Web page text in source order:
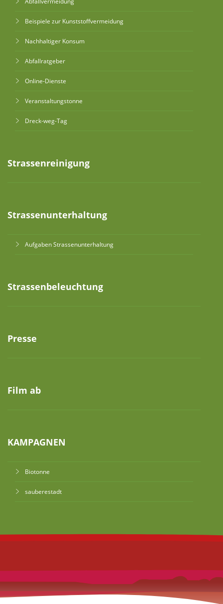
Beispiele zur Kunststoffvermeidung
Nachhaltiger Konsum
Abfallratgeber
Online-Dienste
Veranstaltungstonne
Dreck-weg-Tag
Strassenreinigung
Strassenunterhaltung
Aufgaben Strassenunterhaltung
Strassenbeleuchtung
Presse
Film ab
KAMPAGNEN
Biotonne
sauberestadt